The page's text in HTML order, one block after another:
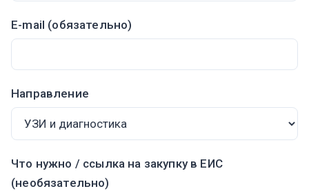
E-mail (обязательно)
Направление
Что нужно / ссылка на закупку в ЕИС
(необязательно)